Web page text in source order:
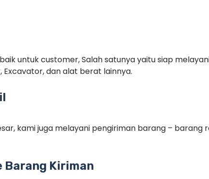
untuk customer, Salah satunya yaitu siap
dan alat berat lainnya.
kami juga melayani pengiriman barang – barang
Barang Kiriman